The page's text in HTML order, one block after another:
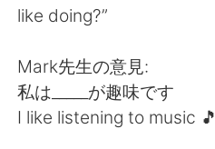
繁體中文
العربية
Deutsch 日本語
like doing?”
Mark先生の意見:
私は_____が趣味です
I like listening to music 🎵